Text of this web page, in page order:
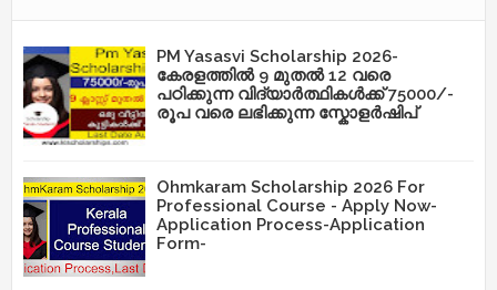
PM Yasasvi Scholarship 2026-
കേരളത്തിൽ 9 മുതൽ 12 വരെ
പഠിക്കുന്ന വിദ്യാർത്ഥികൾക്ക് 75000/-
രൂപ വരെ ലഭിക്കുന്ന സ്കോളർഷിപ്
Ohmkaram Scholarship 2026 For
Professional Course - Apply Now-
Application Process-Application
Form-